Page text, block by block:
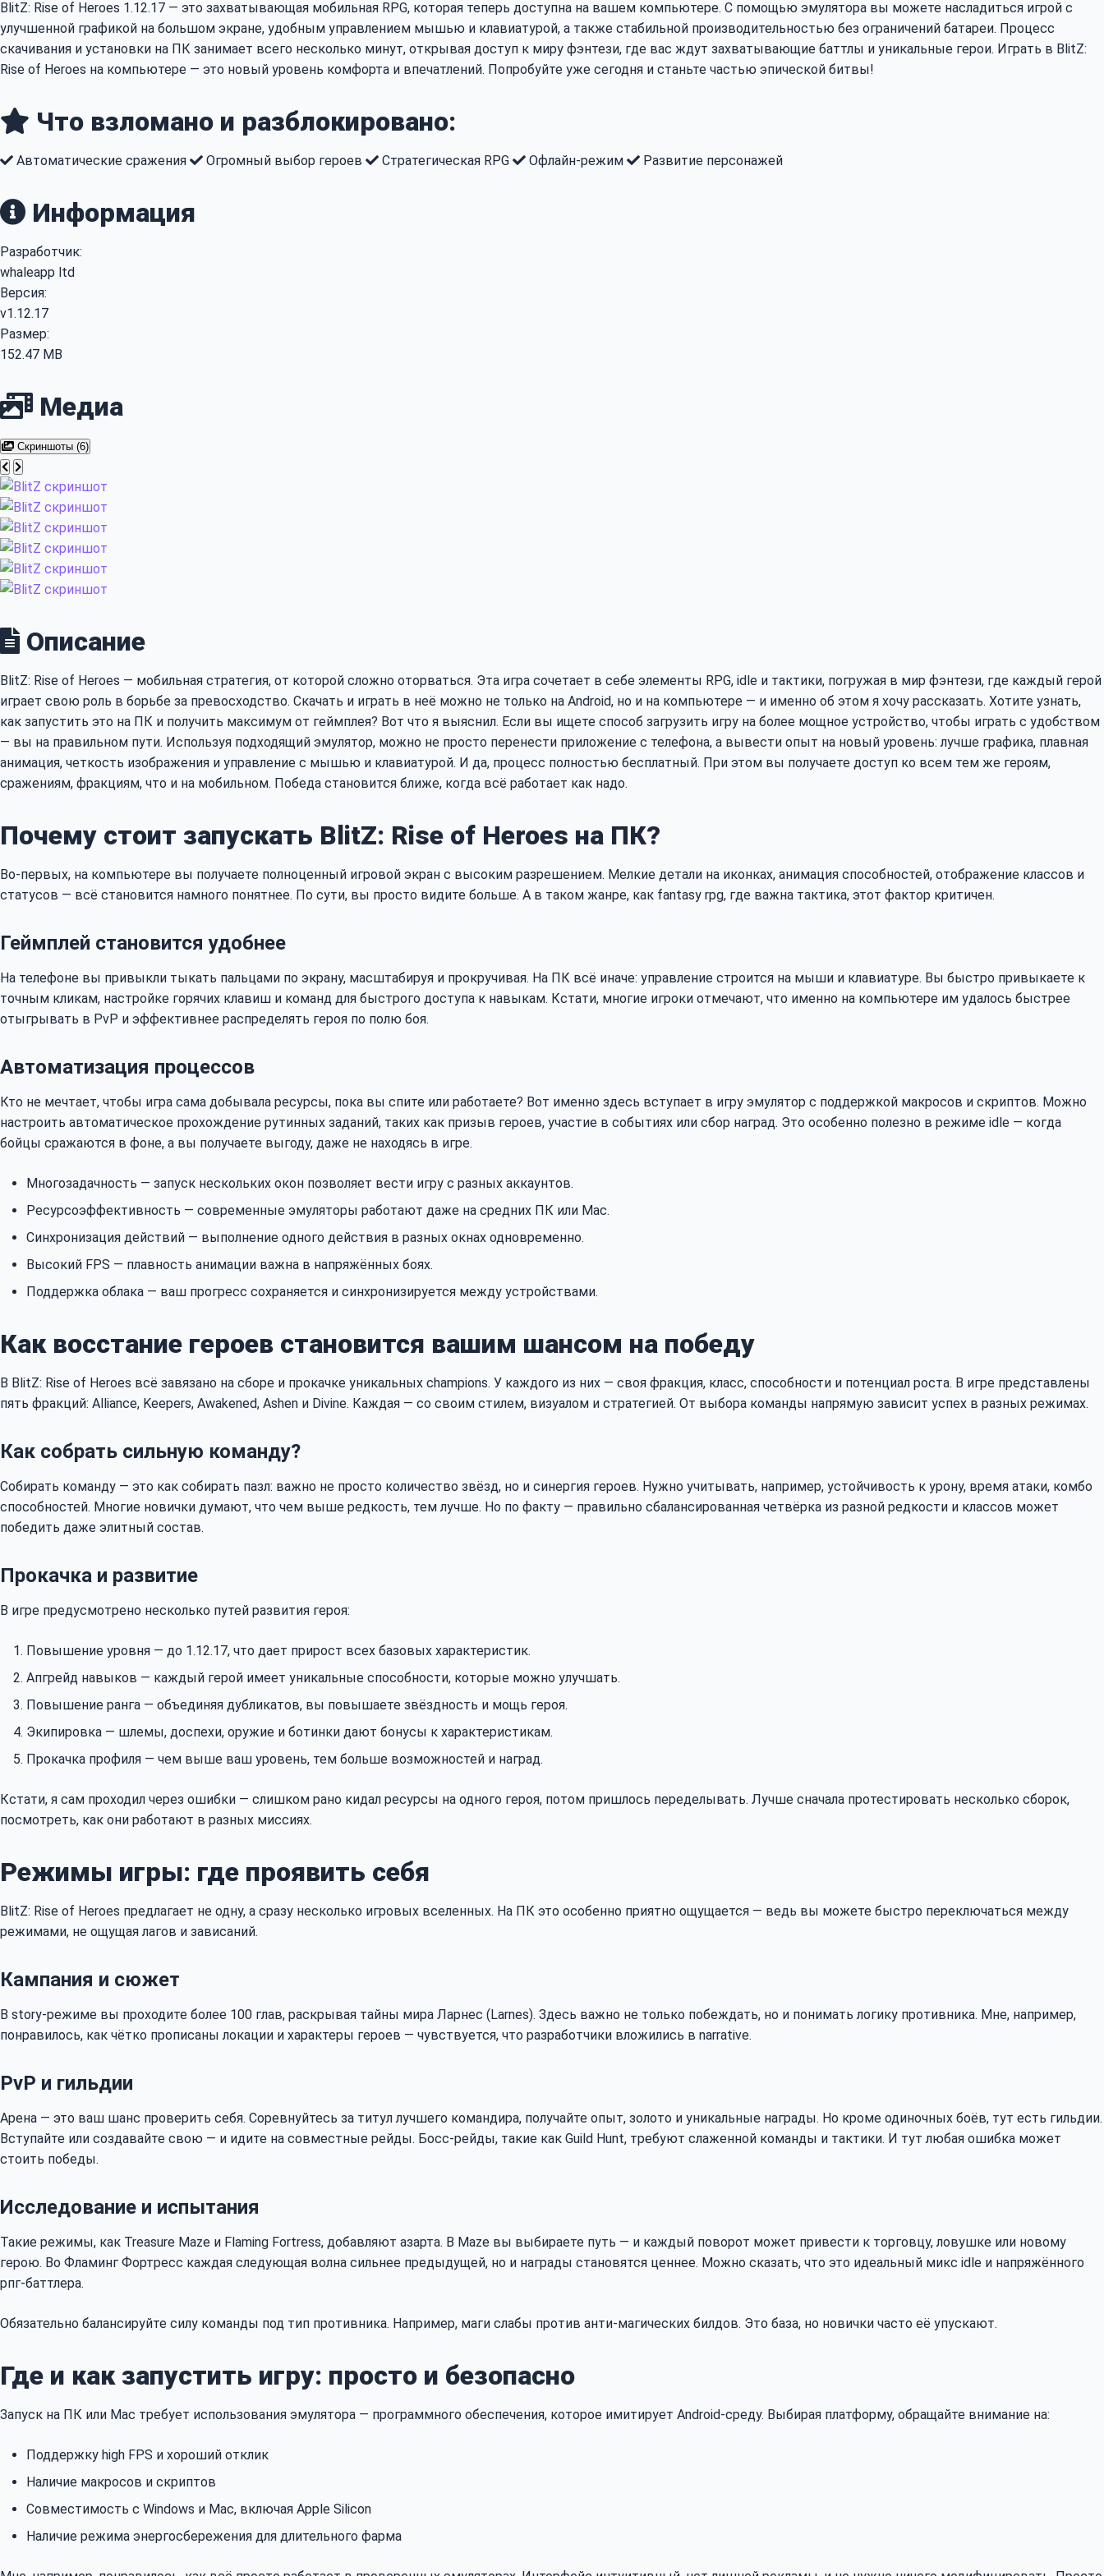
BlitZ: Rise of Heroes 1.12.17 — это захватывающая мобильная RPG, которая теперь доступна на вашем компьютере. С помощью эмулятора вы можете насладиться игрой с
улучшенной графикой на большом экране, удобным управлением мышью и клавиатурой, а также стабильной производительностью без ограничений батареи. Процесс
скачивания и установки на ПК занимает всего несколько минут, открывая доступ к миру фэнтези, где вас ждут захватывающие баттлы и уникальные герои. Играть в BlitZ:
Rise of Heroes на компьютере — это новый уровень комфорта и впечатлений. Попробуйте уже сегодня и станьте частью эпической битвы!
Что взломано и разблокировано:
Автоматические сражения Огромный выбор героев Стратегическая RPG Офлайн-режим Развитие персонажей
Информация
Разработчик:
whaleapp ltd
Версия:
v1.12.17
Размер:
152.47 MB
Медиа
Скриншоты (6)
Описание
BlitZ: Rise of Heroes — мобильная стратегия, от которой сложно оторваться. Эта игра сочетает в себе элементы RPG, idle и тактики, погружая в мир фэнтези, где каждый герой
играет свою роль в борьбе за превосходство. Скачать и играть в неё можно не только на Android, но и на компьютере — и именно об этом я хочу рассказать. Хотите узнать,
как запустить это на ПК и получить максимум от геймплея? Вот что я выяснил. Если вы ищете способ загрузить игру на более мощное устройство, чтобы играть с удобством
— вы на правильном пути. Используя подходящий эмулятор, можно не просто перенести приложение с телефона, а вывести опыт на новый уровень: лучше графика, плавная
анимация, четкость изображения и управление с мышью и клавиатурой. И да, процесс полностью бесплатный. При этом вы получаете доступ ко всем тем же героям,
сражениям, фракциям, что и на мобильном. Победа становится ближе, когда всё работает как надо.
Почему стоит запускать BlitZ: Rise of Heroes на ПК?
Во-первых, на компьютере вы получаете полноценный игровой экран с высоким разрешением. Мелкие детали на иконках, анимация способностей, отображение классов и
статусов — всё становится намного понятнее. По сути, вы просто видите больше. А в таком жанре, как fantasy rpg, где важна тактика, этот фактор критичен.
Геймплей становится удобнее
На телефоне вы привыкли тыкать пальцами по экрану, масштабируя и прокручивая. На ПК всё иначе: управление строится на мыши и клавиатуре. Вы быстро привыкаете к
точным кликам, настройке горячих клавиш и команд для быстрого доступа к навыкам. Кстати, многие игроки отмечают, что именно на компьютере им удалось быстрее
отыгрывать в PvP и эффективнее распределять героя по полю боя.
Автоматизация процессов
Кто не мечтает, чтобы игра сама добывала ресурсы, пока вы спите или работаете? Вот именно здесь вступает в игру эмулятор с поддержкой макросов и скриптов. Можно
настроить автоматическое прохождение рутинных заданий, таких как призыв героев, участие в событиях или сбор наград. Это особенно полезно в режиме idle — когда
бойцы сражаются в фоне, а вы получаете выгоду, даже не находясь в игре.
Многозадачность — запуск нескольких окон позволяет вести игру с разных аккаунтов.
Ресурсоэффективность — современные эмуляторы работают даже на средних ПК или Mac.
Синхронизация действий — выполнение одного действия в разных окнах одновременно.
Высокий FPS — плавность анимации важна в напряжённых боях.
Поддержка облака — ваш прогресс сохраняется и синхронизируется между устройствами.
Как восстание героев становится вашим шансом на победу
В BlitZ: Rise of Heroes всё завязано на сборе и прокачке уникальных champions. У каждого из них — своя фракция, класс, способности и потенциал роста. В игре представлены
пять фракций: Alliance, Keepers, Awakened, Ashen и Divine. Каждая — со своим стилем, визуалом и стратегией. От выбора команды напрямую зависит успех в разных режимах.
Как собрать сильную команду?
Собирать команду — это как собирать пазл: важно не просто количество звёзд, но и синергия героев. Нужно учитывать, например, устойчивость к урону, время атаки, комбо
способностей. Многие новички думают, что чем выше редкость, тем лучше. Но по факту — правильно сбалансированная четвёрка из разной редкости и классов может
победить даже элитный состав.
Прокачка и развитие
В игре предусмотрено несколько путей развития героя:
Повышение уровня — до 1.12.17, что дает прирост всех базовых характеристик.
Апгрейд навыков — каждый герой имеет уникальные способности, которые можно улучшать.
Повышение ранга — объединяя дубликатов, вы повышаете звёздность и мощь героя.
Экипировка — шлемы, доспехи, оружие и ботинки дают бонусы к характеристикам.
Прокачка профиля — чем выше ваш уровень, тем больше возможностей и наград.
Кстати, я сам проходил через ошибки — слишком рано кидал ресурсы на одного героя, потом пришлось переделывать. Лучше сначала протестировать несколько сборок,
посмотреть, как они работают в разных миссиях.
Режимы игры: где проявить себя
BlitZ: Rise of Heroes предлагает не одну, а сразу несколько игровых вселенных. На ПК это особенно приятно ощущается — ведь вы можете быстро переключаться между
режимами, не ощущая лагов и зависаний.
Кампания и сюжет
В story-режиме вы проходите более 100 глав, раскрывая тайны мира Ларнес (Larnes). Здесь важно не только побеждать, но и понимать логику противника. Мне, например,
понравилось, как чётко прописаны локации и характеры героев — чувствуется, что разработчики вложились в narrative.
PvP и гильдии
Арена — это ваш шанс проверить себя. Соревнуйтесь за титул лучшего командира, получайте опыт, золото и уникальные награды. Но кроме одиночных боёв, тут есть гильдии.
Вступайте или создавайте свою — и идите на совместные рейды. Босс-рейды, такие как Guild Hunt, требуют слаженной команды и тактики. И тут любая ошибка может
стоить победы.
Исследование и испытания
Такие режимы, как Treasure Maze и Flaming Fortress, добавляют азарта. В Maze вы выбираете путь — и каждый поворот может привести к торговцу, ловушке или новому
герою. Во Фламинг Фортресс каждая следующая волна сильнее предыдущей, но и награды становятся ценнее. Можно сказать, что это идеальный микс idle и напряжённого
рпг-баттлера.
Обязательно балансируйте силу команды под тип противника. Например, маги слабы против анти-магических билдов. Это база, но новички часто её упускают.
Где и как запустить игру: просто и безопасно
Запуск на ПК или Mac требует использования эмулятора — программного обеспечения, которое имитирует Android-среду. Выбирая платформу, обращайте внимание на:
Поддержку high FPS и хороший отклик
Наличие макросов и скриптов
Совместимость с Windows и Mac, включая Apple Silicon
Наличие режима энергосбережения для длительного фарма